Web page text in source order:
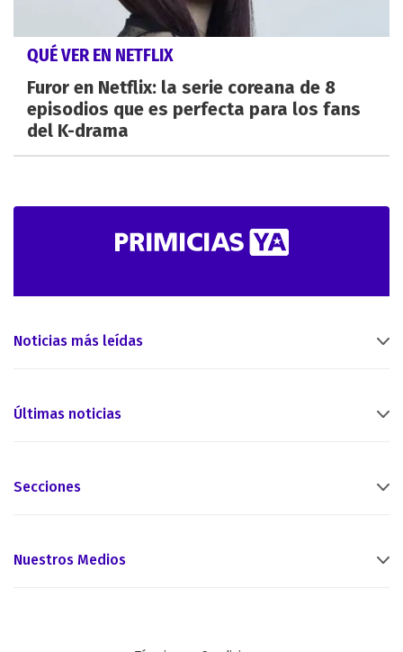
QUÉ VER EN NETFLIX
Furor en Netflix: la serie coreana de 8
episodios que es perfecta para los fans
del K-drama
Noticias más leídas
Últimas noticias
Secciones
Nuestros Medios